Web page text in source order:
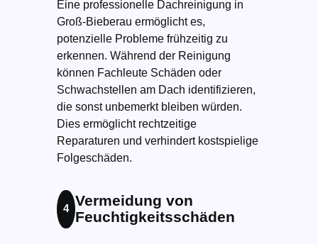
Eine professionelle Dachreinigung in
Groß-Bieberau ermöglicht es,
potenzielle Probleme frühzeitig zu
erkennen. Während der Reinigung
können Fachleute Schäden oder
Schwachstellen am Dach identifizieren,
die sonst unbemerkt bleiben würden.
Dies ermöglicht rechtzeitige
Reparaturen und verhindert kostspielige
Folgeschäden.
4 Vermeidung von
Feuchtigkeitsschäden